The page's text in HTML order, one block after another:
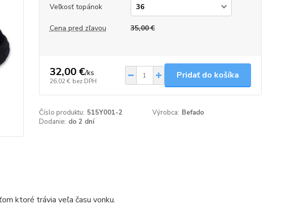
Veľkosť topánok
Cena pred zľavou 35,00 €
32,00 €/ks
26,02 € bez DPH
Pridať do košíka
Číslo produktu: 515Y001-2 Výrobca: Befado
Dodanie: do 2 dní
ktoré trávia veľa času vonku.